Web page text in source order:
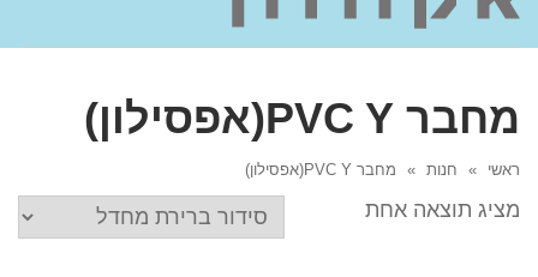
מחבר PVC Y(אפסילון)
ראשי » חנות » מחבר PVC Y(אפסילון)
מציג תוצאה אחת